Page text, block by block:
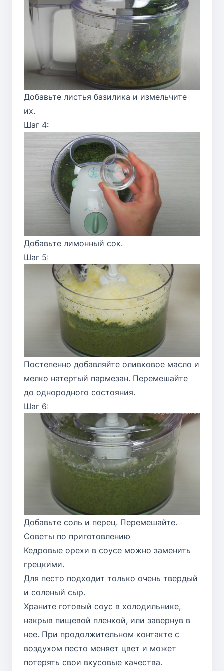
Добавьте листья базилика и измельчите
их.
Шаг 4:
Добавьте лимонный сок.
Шаг 5:
Постепенно добавляйте оливковое масло и
мелко натертый пармезан. Перемешайте
до однородного состояния.
Шаг 6:
Добавьте соль и перец. Перемешайте.
Советы по приготовлению
Кедровые орехи в соусе можно заменить
грецкими.
Для песто подходит только очень твердый
и соленый сыр.
Храните готовый соус в холодильнике,
накрыв пищевой пленкой, или завернув в
нее. При продолжительном контакте с
воздухом песто меняет цвет и может
потерять свои вкусовые качества.